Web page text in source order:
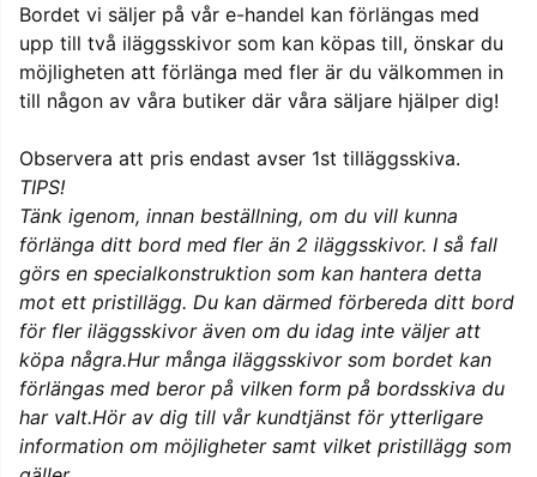
Bordet vi säljer på vår e-handel kan förlängas med
upp till två iläggsskivor som kan köpas till, önskar du
möjligheten att förlänga med fler är du välkommen in
till någon av våra butiker där våra säljare hjälper dig!
Observera att pris endast avser 1st tilläggsskiva.
TIPS!
Tänk igenom, innan beställning, om du vill kunna
förlänga ditt bord med fler än 2 iläggsskivor. I så fall
görs en specialkonstruktion som kan hantera detta
mot ett pristillägg. Du kan därmed förbereda ditt bord
för fler iläggsskivor även om du idag inte väljer att
köpa några.Hur många iläggsskivor som bordet kan
förlängas med beror på vilken form på bordsskiva du
har valt.Hör av dig till vår kundtjänst för ytterligare
information om möjligheter samt vilket pristillägg som